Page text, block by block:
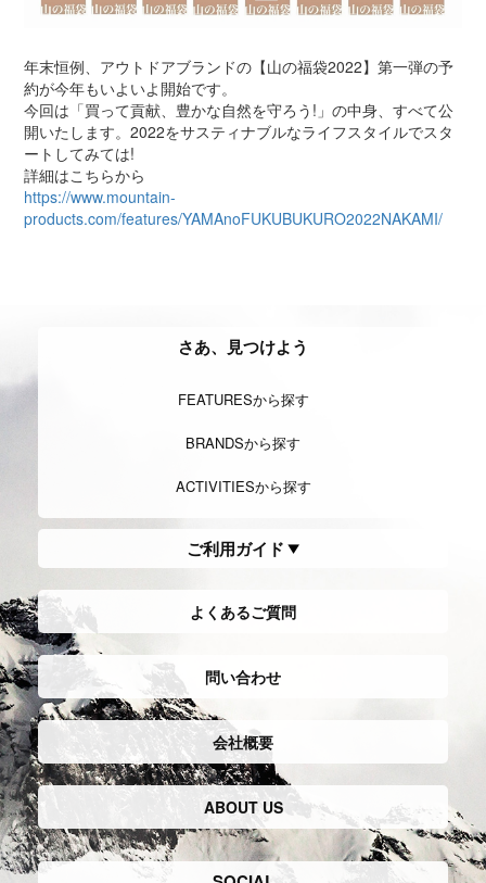
年末恒例、アウトドアブランドの【山の福袋2022】第一弾の予
約が今年もいよいよ開始です。
今回は「買って貢献、豊かな自然を守ろう!」の中身、すべて公
開いたします。2022をサスティナブルなライフスタイルでスタ
ートしてみては!
詳細はこちらから
https://www.mountain-
products.com/features/YAMAnoFUKUBUKURO2022NAKAMI/
さあ、見つけよう
FEATURESから探す
BRANDSから探す
ACTIVITIESから探す
ご利用ガイド
よくあるご質問
問い合わせ
会社概要
ABOUT US